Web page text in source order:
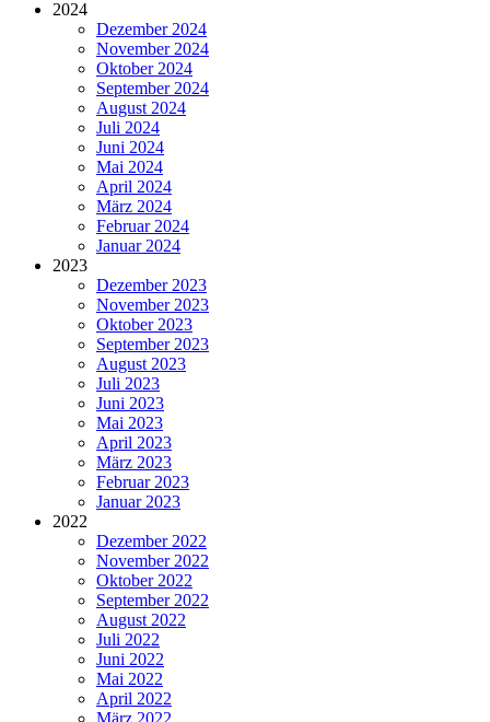
2024
Dezember 2024
November 2024
Oktober 2024
September 2024
August 2024
Juli 2024
Juni 2024
Mai 2024
April 2024
März 2024
Februar 2024
Januar 2024
2023
Dezember 2023
November 2023
Oktober 2023
September 2023
August 2023
Juli 2023
Juni 2023
Mai 2023
April 2023
März 2023
Februar 2023
Januar 2023
2022
Dezember 2022
November 2022
Oktober 2022
September 2022
August 2022
Juli 2022
Juni 2022
Mai 2022
April 2022
März 2022